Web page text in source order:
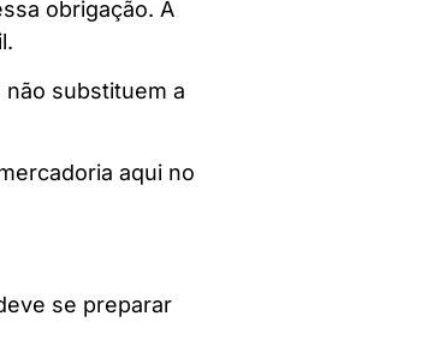
obrigação. A
substituem a
aqui no
se preparar